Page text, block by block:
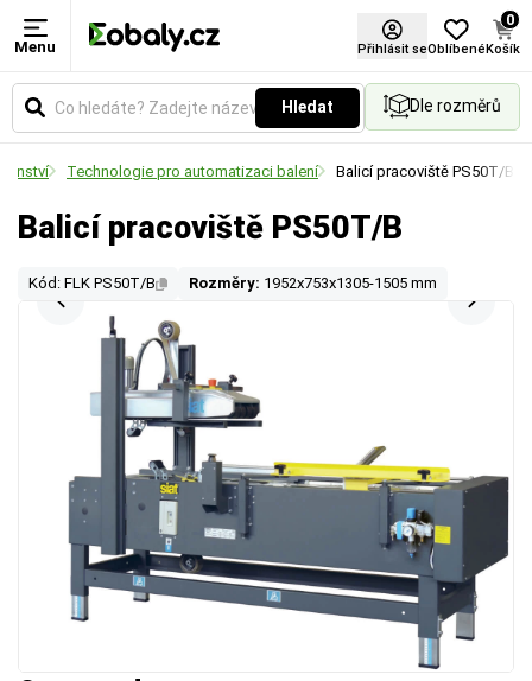
Menu Přihlásit seOblíbené
0
Košík
Hledat Dle rozměrů
Technologie pro automatizaci balení Balicí pracoviště PS50T/B
Balicí pracoviště PS50T/B
Kód: FLK PS50T/B Rozměry: 1952x753x1305-1505 mm